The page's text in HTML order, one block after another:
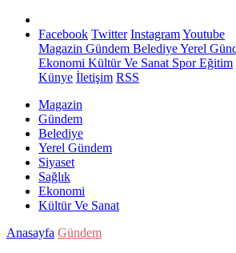
Facebook Twitter InstagramYoutube
Magazin Gündem BelediyeYerel
Ekonomi Kültür Ve Sanat SporEğitim
Künye İletişim RSS
Magazin
Gündem
Belediye
Yerel Gündem
Siyaset
Sağlık
Ekonomi
Kültür Ve Sanat
Anasayfa Gündem